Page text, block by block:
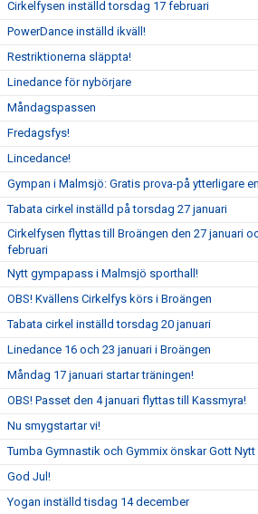
Cirkelfysen inställd torsdag 17 februari
PowerDance inställd ikväll!
Restriktionerna släppta!
Linedance för nybörjare
Måndagspassen
Fredagsfys!
Lincedance!
Gympan i Malmsjö: Gratis prova-på ytterligare
Tabata cirkel inställd på torsdag 27 januari
Cirkelfysen flyttas till Broängen den 27 januari
februari
Nytt gympapass i Malmsjö sporthall!
OBS! Kvällens Cirkelfys körs i Broängen
Tabata cirkel inställd torsdag 20 januari
Linedance 16 och 23 januari i Broängen
Måndag 17 januari startar träningen!
OBS! Passet den 4 januari flyttas till Kassmyra!
Nu smygstartar vi!
Tumba Gymnastik och Gymmix önskar Gott Nytt
God Jul!
Yogan inställd tisdag 14 december